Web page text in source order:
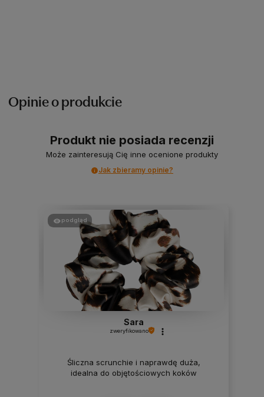
Opinie o produkcie
Produkt nie posiada recenzji
Może zainteresują Cię inne ocenione produkty
Jak zbieramy opinie?
podgląd
Sara
zweryfikowano
Śliczna scrunchie i naprawdę duża,
idealna do objętościowych koków